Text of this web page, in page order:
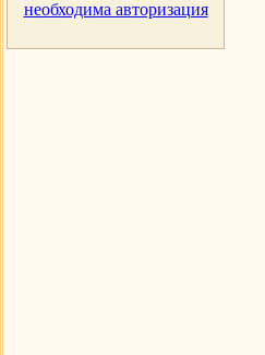
необходима авторизация